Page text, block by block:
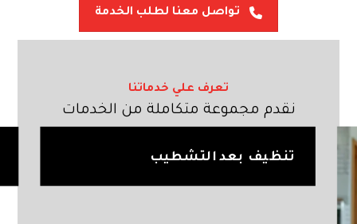
تواصل معنا لطلب الخدمة
تعرف علي خدماتنا
نقدم مجموعة متكاملة من الخدمات
تنظيف بعد التشطيب